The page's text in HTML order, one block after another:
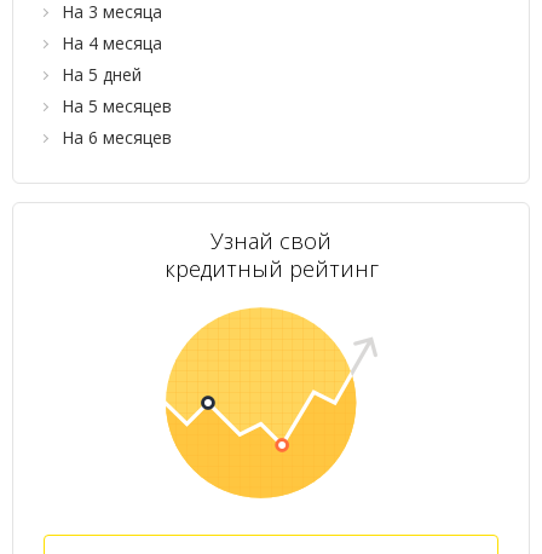
На 3 месяца
На 4 месяца
На 5 дней
На 5 месяцев
На 6 месяцев
Узнай свой
кредитный рейтинг